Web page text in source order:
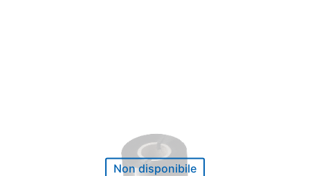
Non disponibile